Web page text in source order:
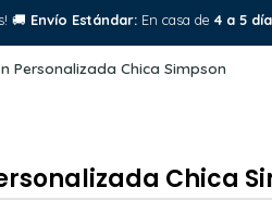
🚚 Envío Estándar: En casa de 4 a 5
Personalizada Chica Simpson
Chica